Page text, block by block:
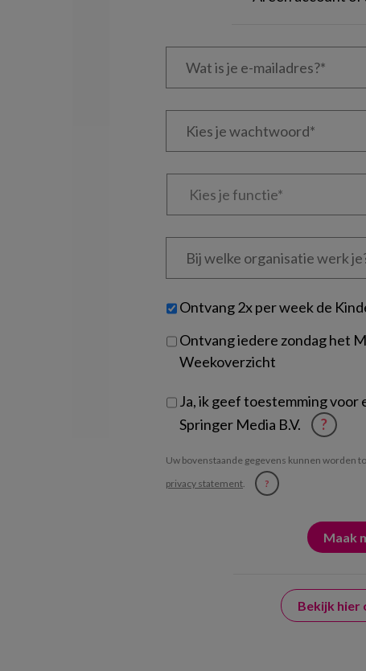
Wat
Kies
Kies
Bij
welke
je?
Untitled
Ontvang 2x per week de
Ontvang iedere zondag het
Weekoverzicht
Ja, ik geef toestemming voor
Springer Media B.V.
?
Uw bovenstaande gegevens kunnen worden
privacy statement. ?
Bekijk hier